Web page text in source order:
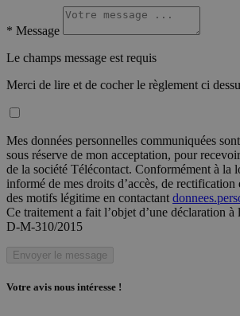
* Message
Le champs message est requis
Merci de lire et de cocher le règlement ci
Mes données personnelles communiquées
sous réserve de mon acceptation, pour
de la société Télécontact. Conformément à la
informé de mes droits d’accès, de
des motifs légitime en contactant
Ce traitement a fait l’objet d’une déclaration
D-M-310/2015
Envoyer le message
Votre avis nous intéresse !